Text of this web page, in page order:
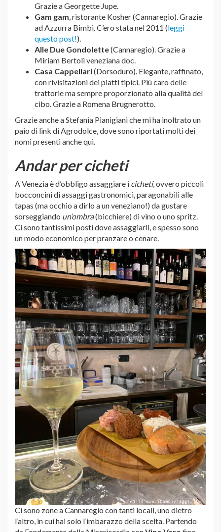
Grazie a Georgette Jupe.
Gam gam, ristorante Kosher (Cannaregio). Grazie
ad Azzurra Bimbi. C’ero stata nel 2011 (leggi
questo post!).
Alle Due Gondolette(Cannaregio). Grazie a
Miriam Bertoli veneziana doc.
Casa Cappellari(Dorsoduro). Elegante, raffinato,
con rivisitazioni dei piatti tipici. Più caro delle
trattorie ma sempre proporzionato alla qualità del
cibo. Grazie a Romena Brugnerotto.
Grazie anche a Stefania Pianigiani che mi ha inoltrato un
paio di link di Agrodolce, dove sono riportati molti dei
nomi presenti anche qui.
Andar per cicheti
A Venezia è d’obbligo assaggiare i cicheti, ovvero piccoli
bocconcini di assaggi gastronomici, paragonabili alle
tapas (ma occhio a dirlo a un veneziano!) da gustare
sorseggiando un’ombra(bicchiere) di vino o uno spritz.
Ci sono tantissimi posti dove assaggiarli, e spesso sono
un modo economico per pranzare o cenare.
Ci sono zone a Cannaregio con tanti locali, uno dietro
l’altro, in cui hai solo l’imbarazzo della scelta. Partendo